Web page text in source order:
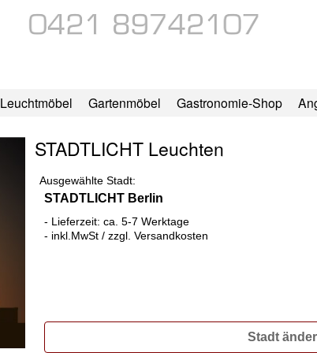
Leuchtmöbel Gartenmöbel Gastronomie-Shop
STADTLICHT Leuchten
Ausgewählte Stadt:
STADTLICHT Berlin
- Lieferzeit: ca. 5-7 Werktage
- inkl.MwSt / zzgl. Versandkosten
Stadt